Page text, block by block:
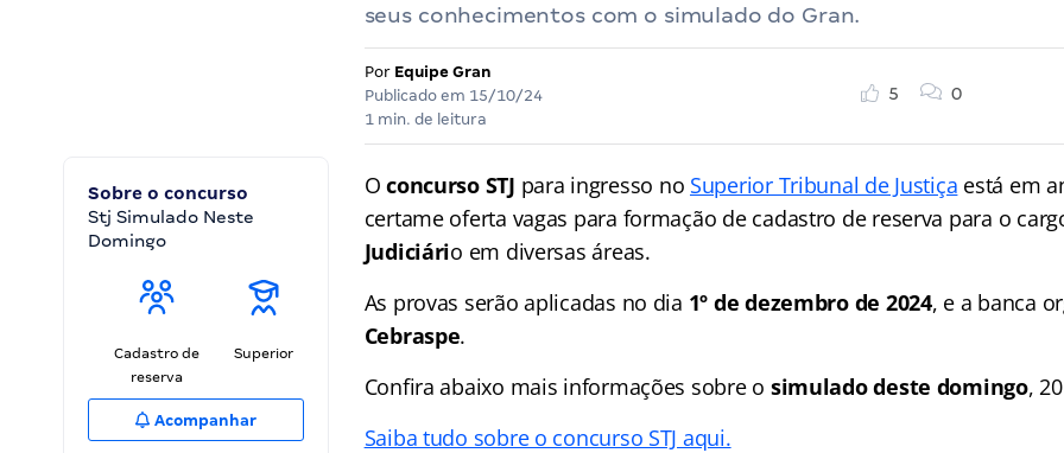
seus conhecimentos com o simulado do Gran.
Por Equipe Gran
Publicado em 15/10/24
1 min. de leitura
5 0
Sobre o concurso
Stj Simulado Neste
Domingo
Cadastro de
reserva
Superior
Acompanhar
Oconcurso STJ para ingresso no Superior Tribunal de Justiça está em
certame oferta vagas para formação de cadastro de reserva para o
Judiciário em diversas áreas.
As provas serão aplicadas no dia 1º de dezembro de 2024, e a banca
Cebraspe.
Confira abaixo mais informações sobre o simulado deste domingo,
Saiba tudo sobre o concurso STJ aqui.